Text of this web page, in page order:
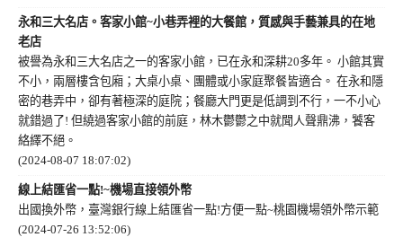
永和三大名店。客家小館~小巷弄裡的大餐館，質感與手藝兼具的在地
老店
被譽為永和三大名店之一的客家小館，已在永和深耕20多年。 小館其實
不小，兩層樓含包廂；大桌小桌、團體或小家庭聚餐皆適合。 在永和隱
密的巷弄中，卻有著極深的庭院；餐廳大門更是低調到不行，一不小心
就錯過了! 但繞過客家小館的前庭，林木鬱鬱之中就聞人聲鼎沸，饕客
絡繹不絕。
(2024-08-07 18:07:02)
線上結匯省一點!~機場直接領外幣
出國換外幣，臺灣銀行線上結匯省一點!方便一點~桃園機場領外幣示範
(2024-07-26 13:52:06)